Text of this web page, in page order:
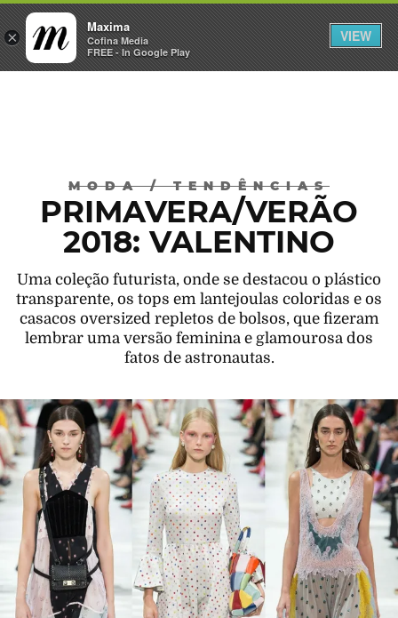
×
Maxima
Cofina Media
FREE - In Google Play
VIEW
INICIAR SESSÃO
MODA/ TENDÊNCIAS
PRIMAVERA/VERÃO
2018: VALENTINO
Uma coleção futurista, onde se destacou o plástico
transparente, os tops em lantejoulas coloridas e os
casacos oversized repletos de bolsos, que fizeram
lembrar uma versão feminina e glamourosa dos
fatos de astronautas.